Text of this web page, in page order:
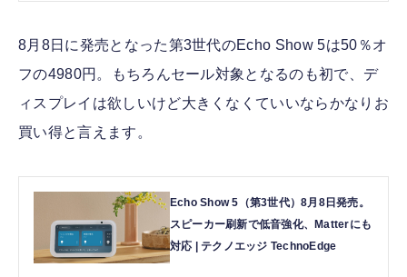
8月8日に発売となった第3世代のEcho Show 5は50％オ
フの4980円。もちろんセール対象となるのも初で、デ
ィスプレイは欲しいけど大きくなくていいならかなりお
買い得と言えます。
Echo Show 5（第3世代）8月8日発売。
スピーカー刷新で低音強化、Matterにも
対応 | テクノエッジ TechnoEdge